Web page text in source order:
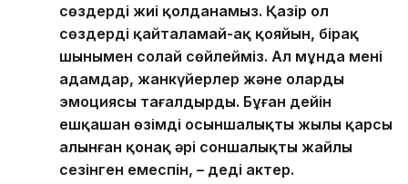
сөздерді жиі қолданамыз. Қазір ол
сөздерді қайталамай-ақ қояйын, бірақ
шынымен солай сөйлейміз. Ал мұнда мені
адамдар, жанкүйерлер және олардың
эмоциясы таңғалдырды. Бұған дейін
ешқашан өзімді осыншалықты жылы қарсы
алынған қонақ әрі соншалықты жайлы
сезінген емеспін, – деді актер.